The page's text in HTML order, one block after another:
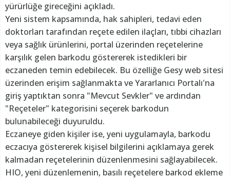
yürürlüğe gireceğini açıkladı.
Yeni sistem kapsamında, hak sahipleri, tedavi eden
doktorları tarafından reçete edilen ilaçları, tıbbi cihazları
veya sağlık ürünlerini, portal üzerinden reçetelerine
karşılık gelen barkodu göstererek istedikleri bir
eczaneden temin edebilecek. Bu özelliğe Gesy web sitesi
üzerinden erişim sağlanmakta ve Yararlanıcı Portalı'na
giriş yaptıktan sonra "Mevcut Sevkler" ve ardından
"Reçeteler" kategorisini seçerek barkodun
bulunabileceği duyuruldu.
Eczaneye giden kişiler ise, yeni uygulamayla, barkodu
eczacıya göstererek kişisel bilgilerini açıklamaya gerek
kalmadan reçetelerinin düzenlenmesini sağlayabilecek.
HIO, yeni düzenlemenin, basılı reçetelere barkod ekleme